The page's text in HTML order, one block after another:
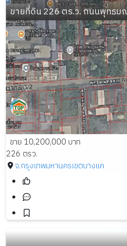
ขายที่ดิน 226 ตร.ว. ถนนพุทธม
ขาย 10,200,000 บาท
226 ตรว.
จ.กรุงเทพมหานครเขตบางแค